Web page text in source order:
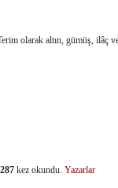
olarak altın, gümüş, ilâç
kez okundu.Yazarlar